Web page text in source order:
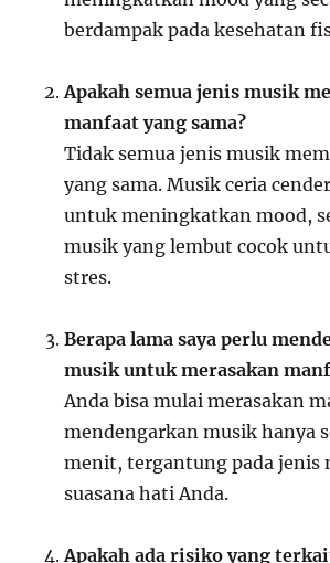
berdampak pada kesehatan
Apakah semua jenis musik
manfaat yang sama?
Tidak semua jenis musik
yang sama. Musik ceria
untuk meningkatkan mood,
musik yang lembut cocok
stres.
Berapa lama saya perlu
musik untuk merasakan
Anda bisa mulai merasakan
mendengarkan musik hanya
menit, tergantung pada jenis
suasana hati Anda.
Apakah ada risiko yang